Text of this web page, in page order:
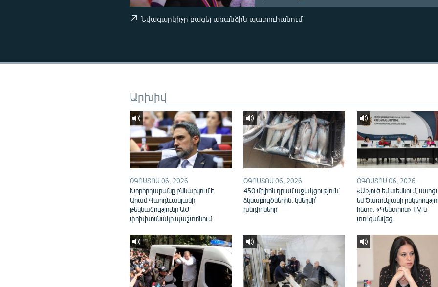
Նվագարկիչը բացել առանձին պատուհանում
Արխիվ
ՕԳՈՍՏՈՍ 06, 2026
Խորհրդարանը քննարկում է
Արամ Վարդևանյանի
թեկնածությունը ԱԺ
փոխխոսնակի պաշտոնում
ՕԳՈՍՏՈՍ 06, 2026
450 միլիոն դրամ աջակցություն՝
ձկնաբույծներին. կմեղմի՞
խնդիրները
ՕԳՈՍՏՈՍ 06, 2026
«Առյուծ եմ տեսնում,
եմ Ծառուկյանի
հետ». «Կենտրոն» TV-ն
տուգանվեց